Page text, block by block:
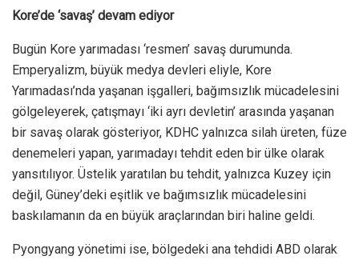
Kore’de ‘savaş’ devam ediyor
Bugün Kore yarımadası ‘resmen’ savaş durumunda.
Emperyalizm, büyük medya devleri eliyle, Kore
Yarımadası’nda yaşanan işgalleri, bağımsızlık mücadelesini
gölgeleyerek, çatışmayı ‘iki ayrı devletin’ arasında yaşanan
bir savaş olarak gösteriyor, KDHC yalnızca silah üreten, füze
denemeleri yapan, yarımadayı tehdit eden bir ülke olarak
yansıtılıyor. Üstelik yaratılan bu tehdit, yalnızca Kuzey için
değil, Güney’deki eşitlik ve bağımsızlık mücadelesini
baskılamanın da en büyük araçlarından biri haline geldi.
Pyongyang yönetimi ise, bölgedeki ana tehdidi ABD olarak